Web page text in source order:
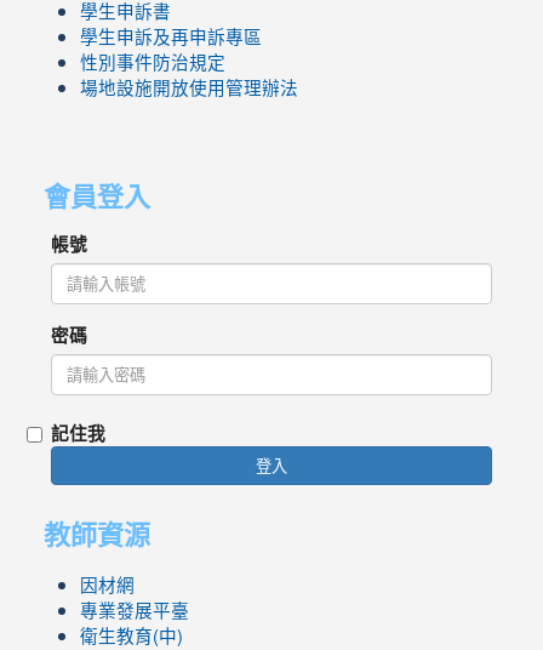
學生申訴書
學生申訴及再申訴專區
性別事件防治規定
場地設施開放使用管理辦法
會員登入
帳號
密碼
記住我
登入
教師資源
因材網
專業發展平臺
衛生教育(中)